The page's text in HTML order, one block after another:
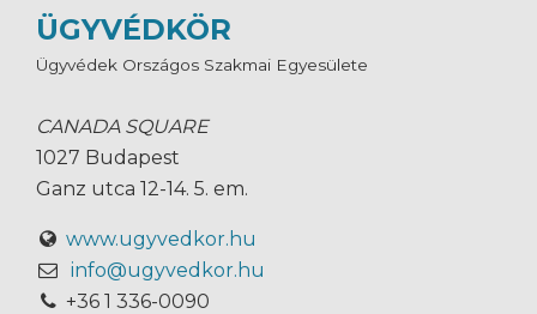
ÜGYVÉDKÖR
Ügyvédek Országos Szakmai Egyesülete
CANADA SQUARE
1027 Budapest
Ganz utca 12-14. 5. em.
www.ugyvedkor.hu
info@ugyvedkor.hu
+36 1 336-0090